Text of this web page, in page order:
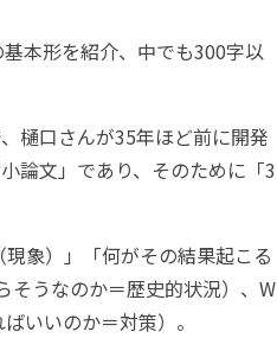
本形を紹介、中でも300字以
樋口さんが35年ほど前に開発
論文」であり、そのために「3
象）」「何がその結果起こる
そうなのか＝歴史的状況）、W
いいのか＝対策）。